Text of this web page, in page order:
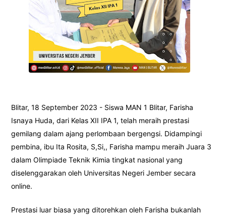
Blitar, 18 September 2023 - Siswa MAN 1 Blitar, Farisha
Isnaya Huda, dari Kelas XII IPA 1, telah meraih prestasi
gemilang dalam ajang perlombaan bergengsi. Didampingi
pembina, ibu Ita Rosita, S,Si,, Farisha mampu meraih Juara 3
dalam Olimpiade Teknik Kimia tingkat nasional yang
diselenggarakan oleh Universitas Negeri Jember secara
online.
Prestasi luar biasa yang ditorehkan oleh Farisha bukanlah